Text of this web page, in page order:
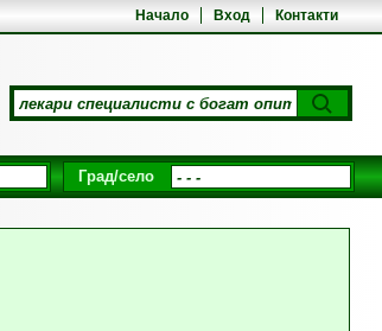
Начало Вход Контакти
Град/село